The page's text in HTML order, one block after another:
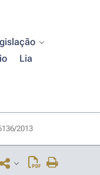
Lia
2013